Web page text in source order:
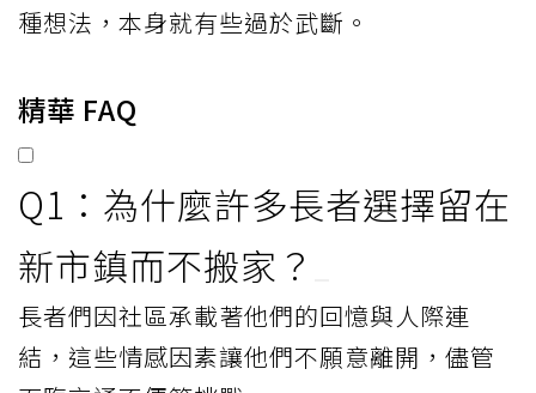
種想法，本身就有些過於武斷。
精華 FAQ
Q1：為什麼許多長者選擇留在
新市鎮而不搬家？
長者們因社區承載著他們的回憶與人際連
結，這些情感因素讓他們不願意離開，儘管